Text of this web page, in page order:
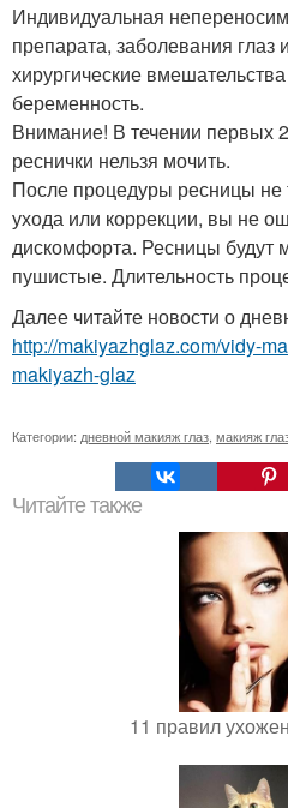
Индивидуальная
препарата, заболевания глаз
хирургические вмешательства
беременность.
Внимание! В течении первых
реснички нельзя мочить.
После процедуры ресницы не
ухода или коррекции, вы не
дискомфорта. Ресницы будут
пушистые. Длительность
Далее читайте новости о
http://makiyazhglaz.com/vidy-
makiyazh-glaz
Категории: дневной макияж глаз макияж
Читайте также
11 правил